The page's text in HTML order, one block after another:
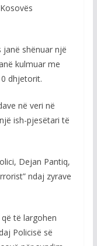
shënuar një
kulmuar me
dhjetorit.
në veri në
ish-pjesëtari të
Dejan Pantiq,
ndaj zyrave
të largohen
Policisë së